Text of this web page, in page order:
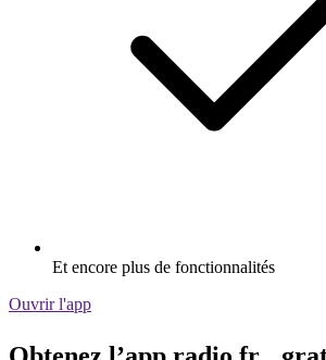
Et encore plus de fonctionnalités
Ouvrir l'app